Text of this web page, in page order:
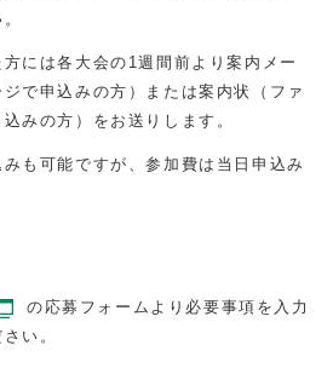
方には各大会の1週間前より案内メー
で申込みの方）または案内状（ファ
みの方）をお送りします。
みも可能ですが、参加費は当日申込み
の応募フォームより必要事項を入力
い。